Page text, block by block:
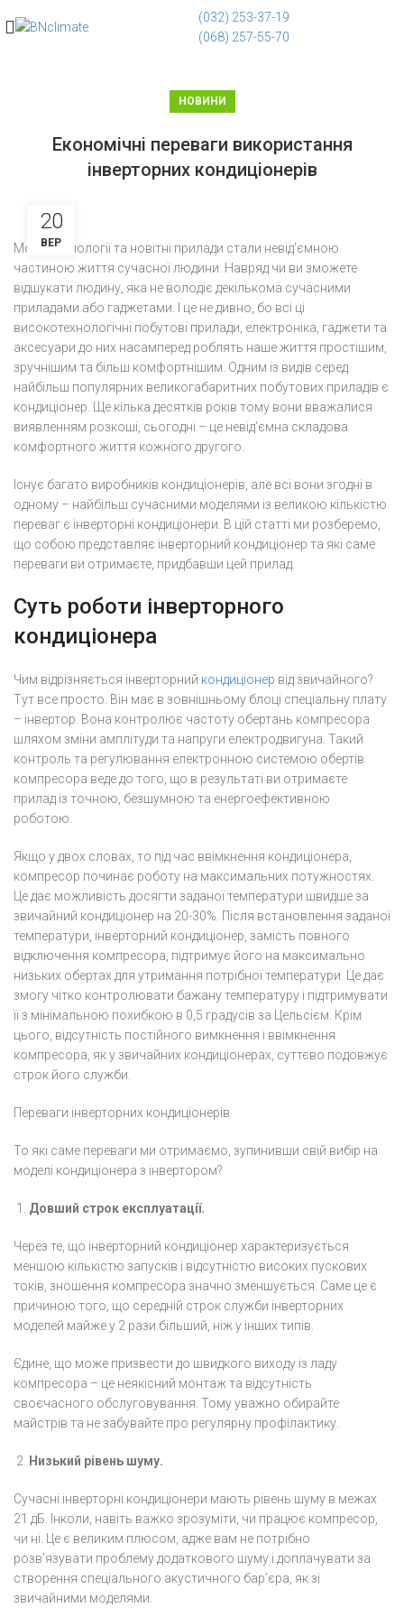
(032) 253-37-19
(068) 257-55-70
НОВИНИ
Економічні переваги використання
інверторних кондиціонерів
20
ВЕР
Модні технології та новітні прилади стали невід’ємною
частиною життя сучасної людини. Навряд чи ви зможете
відшукати людину, яка не володіє декількома сучасними
приладами або гаджетами. І це не дивно, бо всі ці
високотехнологічні побутові прилади, електроніка, гаджети та
аксесуари до них насамперед роблять наше життя простішим,
зручнішим та більш комфортнішим. Одним із видів серед
найбільш популярних великогабаритних побутових приладів є
кондиціонер. Ще кілька десятків років тому вони вважалися
виявленням розкоші, сьогодні – це невід’ємна складова
комфортного життя кожного другого.
Існує багато виробників кондиціонерів, але всі вони згодні в
одному – найбільш сучасними моделями із великою кількістю
переваг є інверторні кондиціонери. В цій статті ми розберемо,
що собою представляє інверторний кондиціонер та які саме
переваги ви отримаєте, придбавши цей прилад.
Суть роботи інверторного
кондиціонера
Чим відрізняється інверторний кондиціонер від звичайного?
Тут все просто. Він має в зовнішньому блоці спеціальну плату
– інвертор. Вона контролює частоту обертань компресора
шляхом зміни амплітуди та напруги електродвигуна. Такий
контроль та регулювання електронною системою обертів
компресора веде до того, що в результаті ви отримаєте
прилад із точною, безшумною та енергоефективною
роботою.
Якщо у двох словах, то під час ввімкнення кондиціонера,
компресор починає роботу на максимальних потужностях.
Це дає можливість досягти заданої температури швидше за
звичайний кондиціонер на 20-30%. Після встановлення заданої
температури, інверторний кондиціонер, замість повного
відключення компресора, підтримує його на максимально
низьких обертах для утримання потрібної температури. Це дає
змогу чітко контролювати бажану температуру і підтримувати
її з мінімальною похибкою в 0,5 градусів за Цельсієм. Крім
цього, відсутність постійного вимкнення і ввімкнення
компресора, як у звичайних кондиціонерах, суттєво подовжує
строк його служби.
Переваги інверторних кондиціонерів
То які саме переваги ми отримаємо, зупинивши свій вибір на
моделі кондиціонера з інвертором?
Довший строк експлуатації.
Через те, що інверторний кондиціонер характеризується
меншою кількістю запусків і відсутністю високих пускових
токів, зношення компресора значно зменшується. Саме це є
причиною того, що середній строк служби інверторних
моделей майже у 2 рази більший, ніж у інших типів.
Єдине, що може призвести до швидкого виходу із ладу
компресора – це неякісний монтаж та відсутність
своєчасного обслуговування. Тому уважно обирайте
майстрів та не забувайте про регулярну профілактику.
Низький рівень шуму.
Сучасні інверторні кондиціонери мають рівень шуму в межах
21 дБ. Інколи, навіть важко зрозуміти, чи працює компресор,
чи ні. Це є великим плюсом, адже вам не потрібно
розв’язувати проблему додаткового шуму і доплачувати за
створення спеціального акустичного бар’єра, як зі
звичайними моделями.